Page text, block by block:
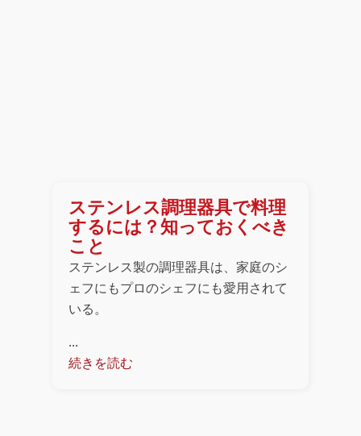
ステンレス調理器具で料理
するには？知っておくべき
こと
ステンレス製の調理器具は、家庭のシ
ェフにもプロのシェフにも愛用されて
いる。
...
続きを読む